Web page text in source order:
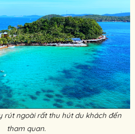
rút ngoài rất thu hút du khách đến
tham quan.